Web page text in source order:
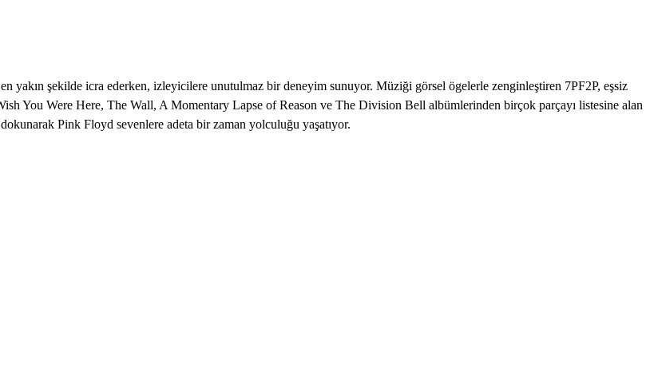
yakın şekilde icra ederken, izleyicilere unutulmaz bir deneyim sunuyor. Müziği görsel ögelerle zenginleştiren 7PF2P, eşsiz
You Were Here, The Wall, A Momentary Lapse of Reason ve The Division Bell albümlerinden birçok parçayı listesine alan
Pink Floyd sevenlere adeta bir zaman yolculuğu yaşatıyor.